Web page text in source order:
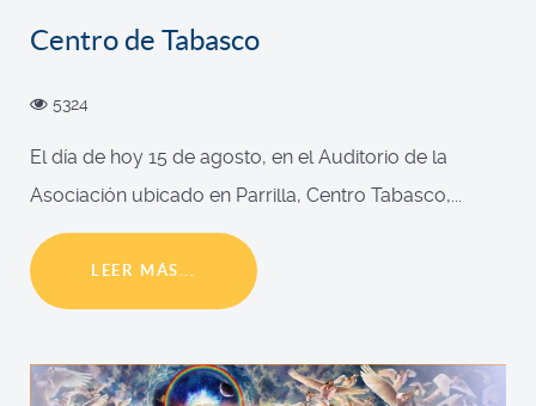
Centro de Tabasco
5324
El día de hoy 15 de agosto, en el Auditorio de la
Asociación ubicado en Parrilla, Centro Tabasco,...
LEER MÁS...